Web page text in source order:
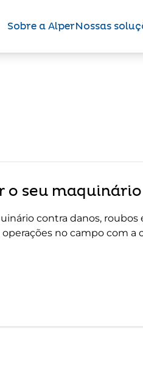
Sobre a AlperNossas
o seu
contra danos, roubos
no campo com a